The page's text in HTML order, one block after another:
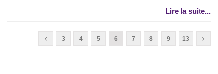
Lire la suite...
3 4 5 6 7 8 9 13